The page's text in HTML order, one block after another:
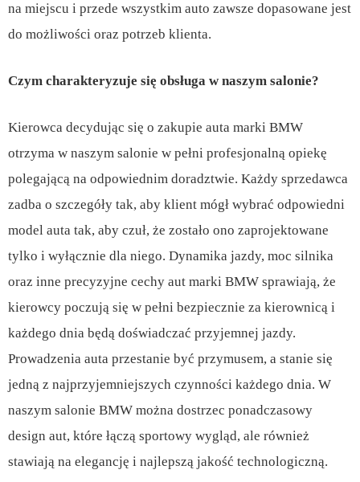
na miejscu i przede wszystkim auto zawsze dopasowane jest
do możliwości oraz potrzeb klienta.
Czym charakteryzuje się obsługa w naszym salonie?
Kierowca decydując się o zakupie auta marki BMW
otrzyma w naszym salonie w pełni profesjonalną opiekę
polegającą na odpowiednim doradztwie. Każdy sprzedawca
zadba o szczegóły tak, aby klient mógł wybrać odpowiedni
model auta tak, aby czuł, że zostało ono zaprojektowane
tylko i wyłącznie dla niego. Dynamika jazdy, moc silnika
oraz inne precyzyjne cechy aut marki BMW sprawiają, że
kierowcy poczują się w pełni bezpiecznie za kierownicą i
każdego dnia będą doświadczać przyjemnej jazdy.
Prowadzenia auta przestanie być przymusem, a stanie się
jedną z najprzyjemniejszych czynności każdego dnia. W
naszym salonie BMW można dostrzec ponadczasowy
design aut, które łączą sportowy wygląd, ale również
stawiają na elegancję i najlepszą jakość technologiczną.